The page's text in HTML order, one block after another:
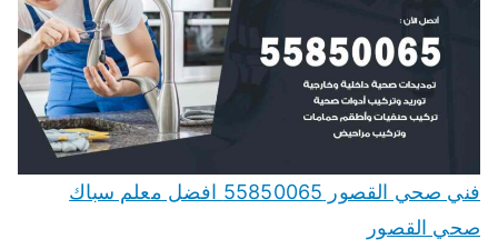
فني صحي القصور 55850065 افضل معلم سباك
صحي القصور